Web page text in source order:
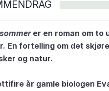
er en roman om to
En fortelling om det
og natur.
år gamle biologen